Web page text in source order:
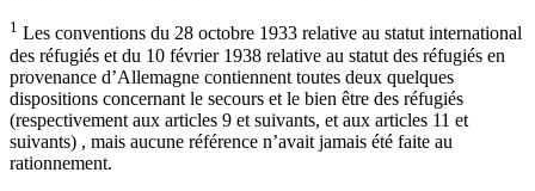
1 Les conventions du 28 octobre 1933 relative au statut international
des réfugiés et du 10 février 1938 relative au statut des réfugiés en
provenance d’Allemagne contiennent toutes deux quelques
dispositions concernant le secours et le bien être des réfugiés
(respectivement aux articles 9 et suivants, et aux articles 11 et
suivants) , mais aucune référence n’avait jamais été faite au
rationnement.